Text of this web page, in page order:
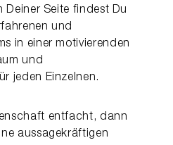
Seite findest Du
und
in einer motivierenden
und
jeden Einzelnen.
entfacht, dann
aussagekräftigen